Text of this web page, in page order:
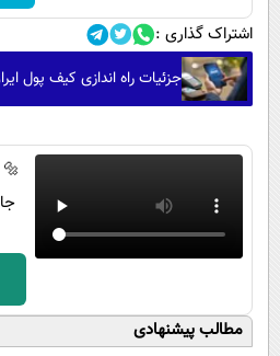
اشتراک گذاری :
جزئیات راه اندازی کیف پول
مطالب پیشنهادی